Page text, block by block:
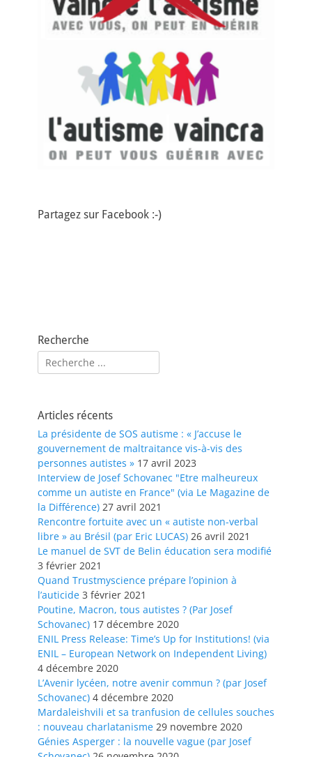
Partagez sur Facebook :-)
Recherche
Rechercher :
Articles récents
La présidente de SOS autisme : « J’accuse le
gouvernement de maltraitance vis-à-vis des
personnes autistes » 17 avril 2023
Interview de Josef Schovanec "Etre malheureux
comme un autiste en France" (via Le Magazine de
la Différence) 27 avril 2021
Rencontre fortuite avec un « autiste non-verbal
libre » au Brésil (par Eric LUCAS) 26 avril 2021
Le manuel de SVT de Belin éducation sera modifié
3 février 2021
Quand Trustmyscience prépare l’opinion à
l’auticide 3 février 2021
Poutine, Macron, tous autistes ? (Par Josef
Schovanec) 17 décembre 2020
ENIL Press Release: Time’s Up for Institutions! (via
ENIL – European Network on Independent Living)
4 décembre 2020
L’Avenir lycéen, notre avenir commun ? (par Josef
Schovanec) 4 décembre 2020
Mardaleishvili et sa tranfusion de cellules souches
: nouveau charlatanisme 29 novembre 2020
Génies Asperger : la nouvelle vague (par Josef